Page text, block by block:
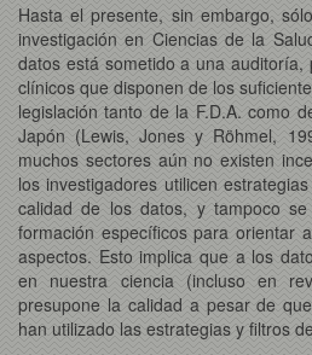
Hasta el presente, sin embargo,
investigación en Ciencias de la
datos está sometido a una
clínicos que disponen de los
legislación tanto de la F.D.A. como
Japón (Lewis, Jones y Röhmel,
muchos sectores aún no existen
los investigadores utilicen
calidad de los datos, y tampoco
formación específicos para orientar
aspectos. Esto implica que a los
en nuestra ciencia (incluso en
presupone la calidad a pesar de
han utilizado las estrategias y filtros